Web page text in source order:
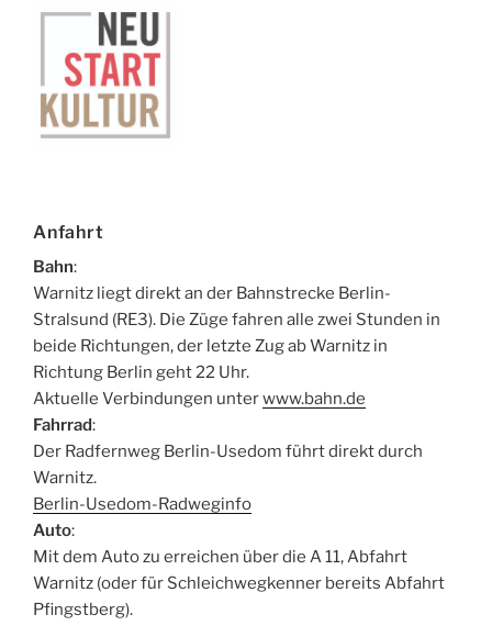
Anfahrt
Bahn:
Warnitz liegt direkt an der Bahnstrecke Berlin-
Stralsund (RE3). Die Züge fahren alle zwei Stunden in
beide Richtungen, der letzte Zug ab Warnitz in
Richtung Berlin geht 22 Uhr.
Aktuelle Verbindungen unterwww.bahn.de
Fahrrad:
Der Radfernweg Berlin-Usedom führt direkt durch
Warnitz.
Berlin-Usedom-Radweginfo
Auto:
Mit dem Auto zu erreichen über die A 11, Abfahrt
Warnitz (oder für Schleichwegkenner bereits Abfahrt
Pfingstberg).